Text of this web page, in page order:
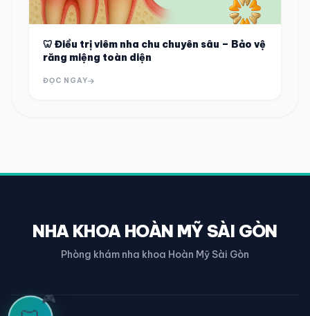
🦷 Điều trị viêm nha chu chuyên sâu – Bảo vệ
răng miệng toàn diện
ĐỌC NGAY
NHA KHOA HOÀN MỸ SÀI GÒN
Phòng khám nha khoa Hoàn Mỹ Sài Gòn
🎮